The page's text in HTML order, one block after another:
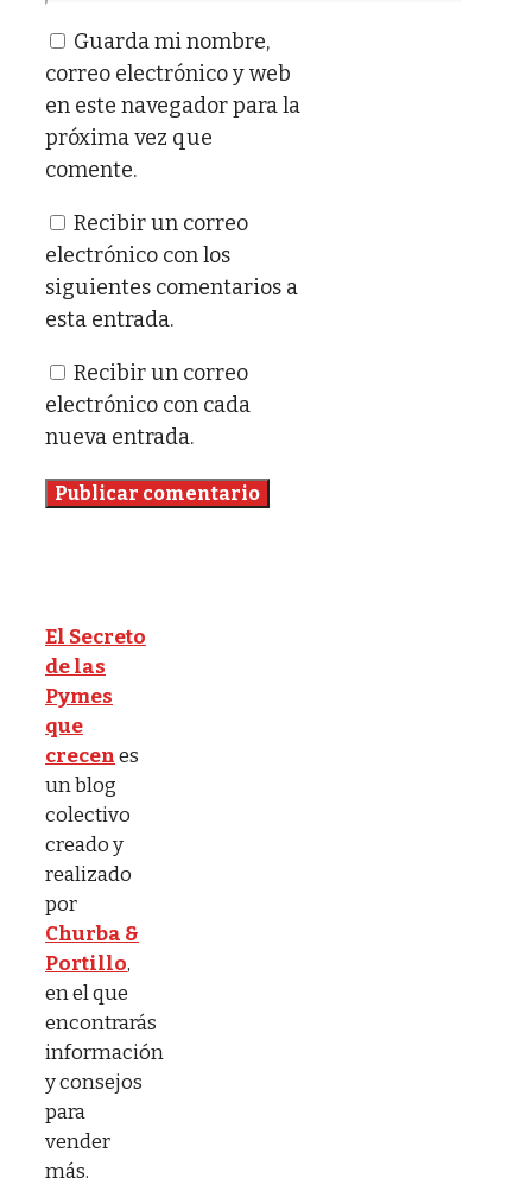
Guarda mi nombre,
correo electrónico y web
en este navegador para la
próxima vez que
comente.
Recibir un correo
electrónico con los
siguientes comentarios a
esta entrada.
Recibir un correo
electrónico con cada
nueva entrada.
El Secreto
de las
Pymes
que
crecenes
un blog
colectivo
creado y
realizado
por
Churba &
Portillo,
en el que
encontrarás
información
y consejos
para
vender
más.